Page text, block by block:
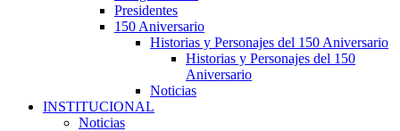
Presidentes
150 Aniversario
Historias y Personajes del 150 Aniversario
Historias y Personajes del 150
Aniversario
Noticias
INSTITUCIONAL
Noticias